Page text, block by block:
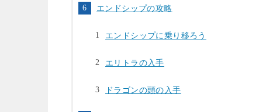
エンドシップの攻略
エンドシップに乗り移ろう
エリトラの入手
ドラゴンの頭の入手